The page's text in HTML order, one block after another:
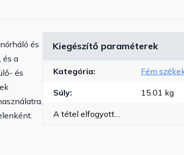
és
és a
és
Kiegészítő paraméterek
Kategória: Fém
Súly: 15.01 kg
A tétel elfogyott…